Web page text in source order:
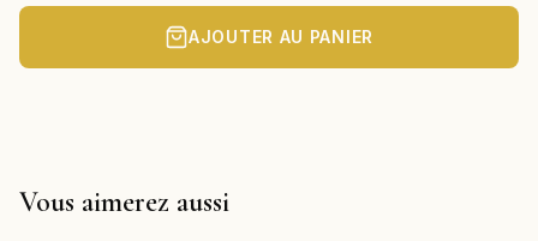
AJOUTER AU PANIER
Vous aimerez aussi